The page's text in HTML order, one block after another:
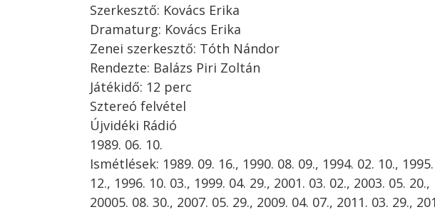
Szerkesztő: Kovács Erika
Dramaturg: Kovács Erika
Zenei szerkesztő: Tóth Nándor
Rendezte: Balázs Piri Zoltán
Játékidő: 12 perc
Sztereó felvétel
Újvidéki Rádió
1989. 06. 10.
Ismétlések: 1989. 09. 16., 1990. 08. 09., 1994. 02. 10.,
12., 1996. 10. 03., 1999. 04. 29., 2001. 03. 02., 2003. 05. 20.,
20005. 08. 30., 2007. 05. 29., 2009. 04. 07., 2011. 03. 29.,